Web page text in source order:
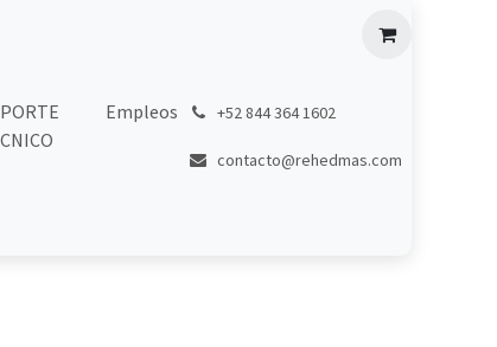
Empleos +52 844 364 1602
contacto@rehedmas.com